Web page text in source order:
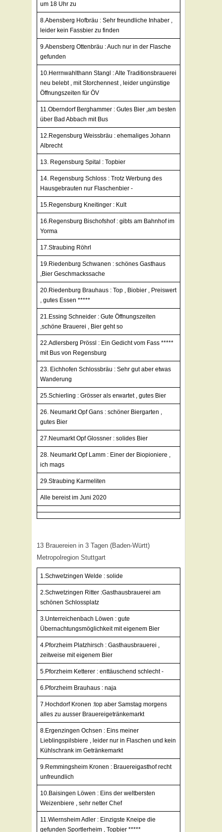
um 18 Uhr zu
8.Abensberg Hofbräu : Sehr freundliche Inhaber ,
leider kein Fassbier zu finden
9.Abensberg Ottenbräu : Auch nur in der Flasche
gefunden
10.Herrnwahlthann Stangl : Alte Traditionsbrauerei
neu belebt , mit Storchennest , leider ungünstige
Öffnungszeiten für ÖV
11.Oberndorf Berghammer : Gutes Bier ,am besten
über Bad Abbach mit Bus
12.Regensburg Weissbräu : ehemaliges Johann
Albrecht
13. Regensburg Spital : Topbier
14. Regensburg Schloss : Trotz Werbung des
Hausgebrauten nur Flaschenbier -
15.Regensburg Kneitinger : Kult
16.Regensburg Bischofshof : gibts am Bahnhof im
Yorma
17.Straubing Röhrl
19.Riedenburg Schwanen : schönes Gasthaus
,Bier Geschmackssache
20.Riedenburg Brauhaus : Top , Biobier , Preiswert
, gutes Essen *****
21.Essing Schneider : Gute Öffnungszeiten
,schöne Brauerei , Bier geht so
22.Adlersberg Prössl : Ein Gedicht vom Fass *****
mit Bus von Regensburg
23. Eichhofen Schlossbräu : Sehr gut aber etwas
Wanderung
25.Schierling : Grösser als erwartet , gutes Bier
26. Neumarkt Opf Gans : schöner Biergarten ,
gutes Bier
27.Neumarkt Opf Glossner : solides Bier
28. Neumarkt Opf Lamm : Einer der Biopioniere ,
ich mags
29.Straubing Karmeliten
Alle bereist im Juni 2020
13 Brauereien in 3 Tagen (Baden-Württ)
Metropolregion Stuttgart
1.Schwetzingen Welde : solide
2.Schwetzingen Ritter :Gasthausbrauerei am
schönen Schlossplatz
3.Unterreichenbach Löwen : gute
Übernachtungsmöglichkeit mit eigenem Bier
4.Pforzheim Platzhirsch : Gasthausbrauerei ,
zeitweise mit eigenem Bier
5.Pforzheim Ketterer : enttäuschend schlecht -
6.Pforzheim Brauhaus : naja
7.Hochdorf Kronen :top aber Samstag morgens
alles zu ausser Brauereigetränkemarkt
8.Ergenzingen Ochsen : Eins meiner
Lieblingspilsbiere , leider nur in Flaschen und kein
Kühlschrank im Getränkemarkt
9.Remmingsheim Kronen : Brauereigasthof recht
unfreundlich
10.Baisingen Löwen : Eins der weltbersten
Weizenbiere , sehr netter Chef
11.Wiernsheim Adler : Einzigste Kneipe die
gefunden Sportlerheim , Topbier *****